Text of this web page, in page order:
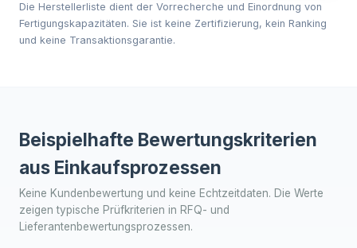
Die Herstellerliste dient der Vorrecherche und Einordnung von
Fertigungskapazitäten. Sie ist keine Zertifizierung, kein Ranking
und keine Transaktionsgarantie.
Beispielhafte Bewertungskriterien
aus Einkaufsprozessen
Keine Kundenbewertung und keine Echtzeitdaten. Die Werte
zeigen typische Prüfkriterien in RFQ- und
Lieferantenbewertungsprozessen.